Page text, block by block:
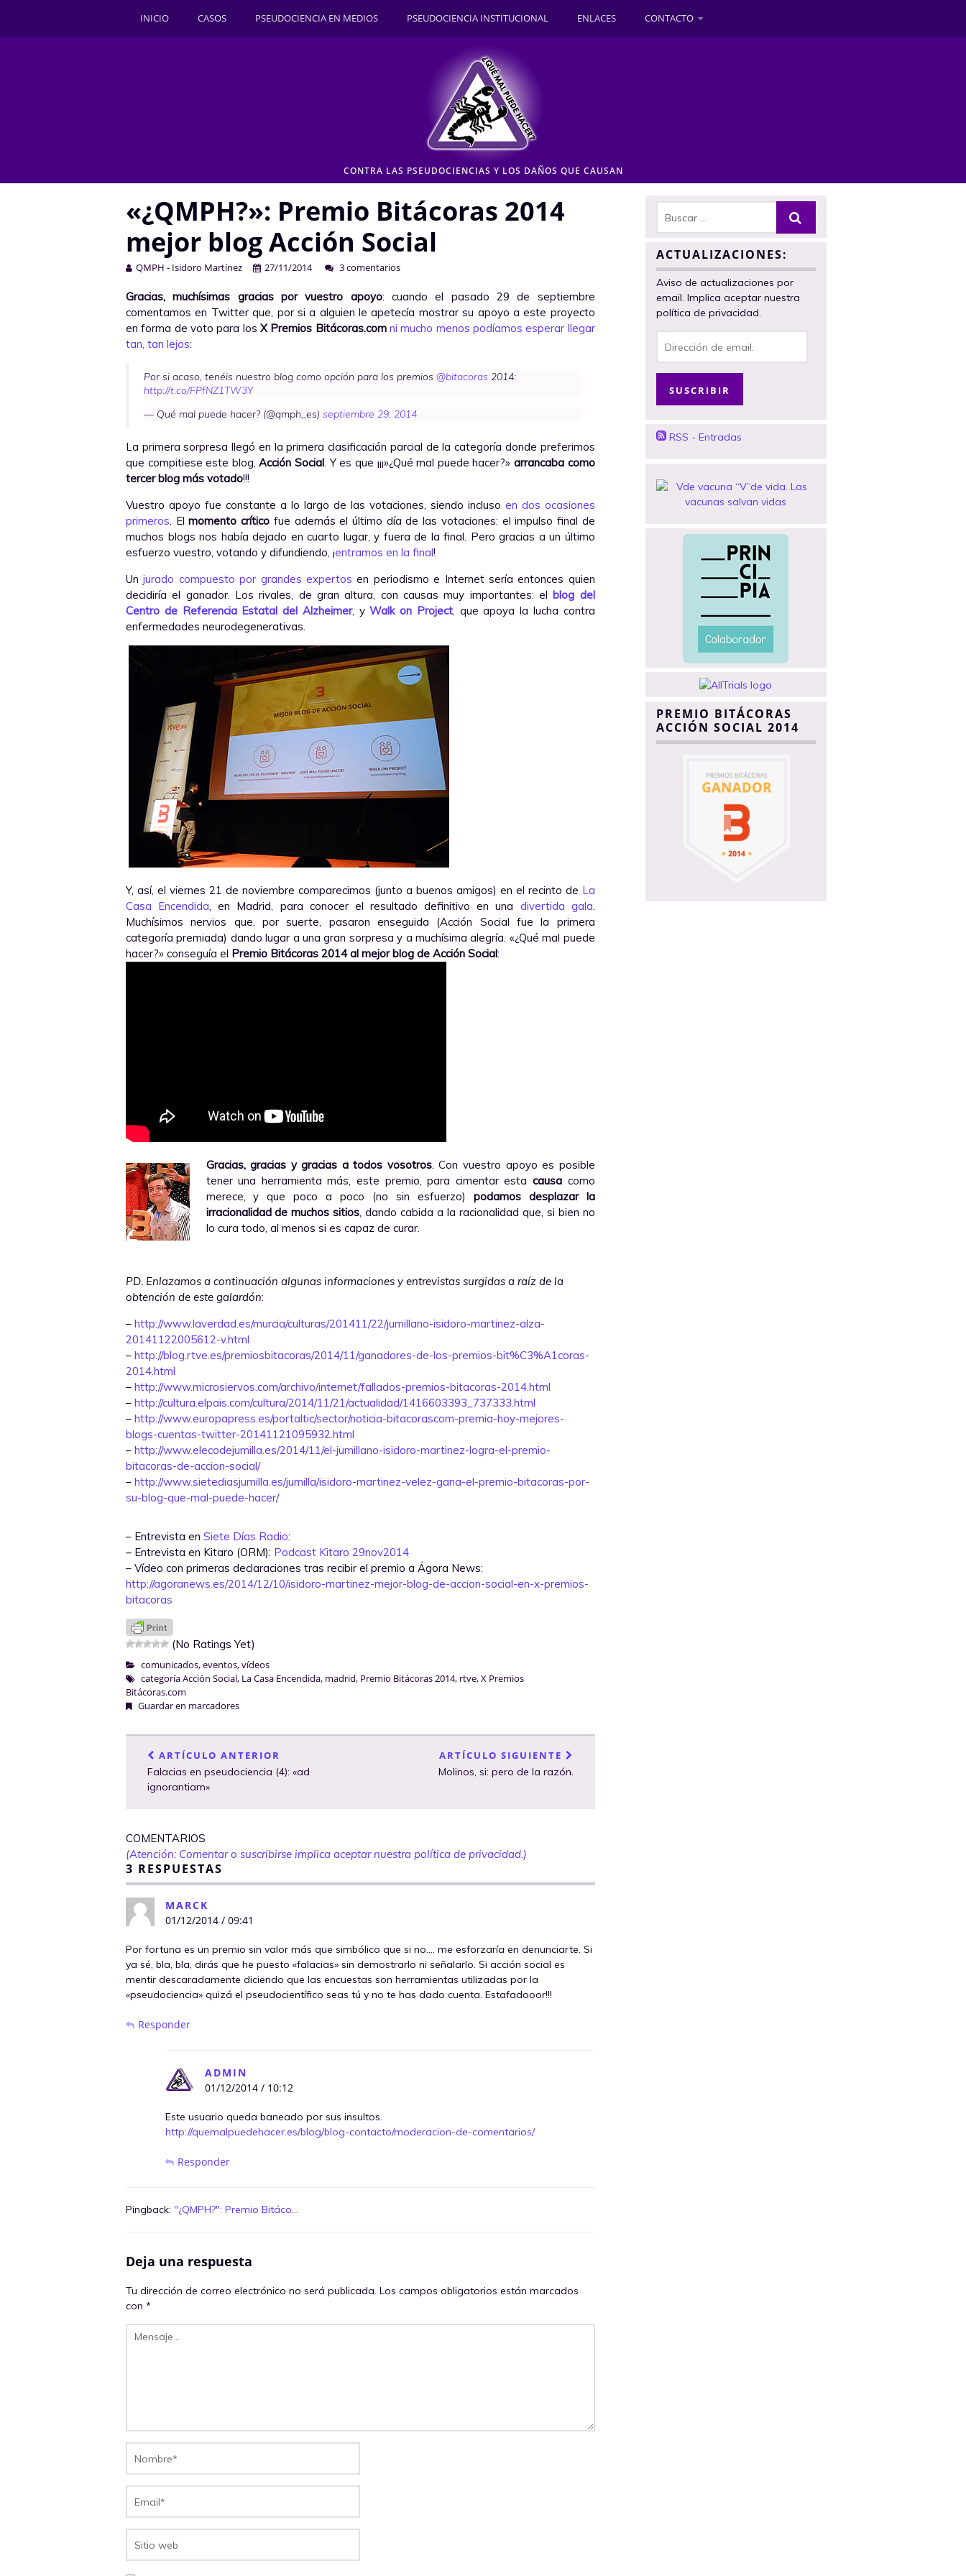
INICIO CASOS PSEUDOCIENCIA EN MEDIOS PSEUDOCIENCIA INSTITUCIONAL ENLACES CONTACTO
CONTRA LAS PSEUDOCIENCIAS Y LOS DAÑOS QUE CAUSAN
«¿QMPH?»: Premio Bitácoras 2014
mejor blog Acción Social
QMPH - Isidoro Martínez 27/11/2014 3 comentarios
Gracias, muchísimas gracias por vuestro apoyo: cuando el pasado 29 de septiembre
comentamos en Twitter que, por si a alguien le apetecía mostrar su apoyo a este proyecto
en forma de voto para los X Premios Bitácoras.com ni mucho menos podíamos esperar llegar
tan, tan lejos:
Por si acaso, tenéis nuestro blog como opción para los premios @bitacoras 2014:
http://t.co/FPfNZ1TW3Y
— Qué mal puede hacer? (@qmph_es) septiembre 29, 2014
La primera sorpresa llegó en la primera clasificación parcial de la categoría donde preferimos
que compitiese este blog,Acción Social. Y es que ¡¡¡»¿Qué mal puede hacer?»arrancaba como
tercer blog más votado!!!
Vuestro apoyo fue constante a lo largo de las votaciones, siendo incluso en dos ocasiones
primeros. Elmomento crítico fue además el último día de las votaciones: el impulso final de
muchos blogs nos había dejado en cuarto lugar, y fuera de la final. Pero gracias a un último
esfuerzo vuestro, votando y difundiendo, ¡entramos en la final!
Unjurado compuesto por grandes expertos en periodismo e Internet sería entonces quien
decidiría el ganador. Los rivales, de gran altura, con causas muy importantes: el blog del
Centro de Referencia Estatal del Alzheimer, yWalk on Project, que apoya la lucha contra
enfermedades neurodegenerativas.
Y, así, el viernes 21 de noviembre comparecimos (junto a buenos amigos) en el recinto de La
Casa Encendida, en Madrid, para conocer el resultado definitivo en una divertida gala.
Muchísimos nervios que, por suerte, pasaron enseguida (Acción Social fue la primera
categoría premiada) dando lugar a una gran sorpresa y a muchísima alegría. «¿Qué mal puede
hacer?» conseguía el Premio Bitácoras 2014 al mejor blog de Acción Social:
Gracias, gracias y gracias a todos vosotros. Con vuestro apoyo es posible
tener una herramienta más, este premio, para cimentar estacausa como
merece, y que poco a poco (no sin esfuerzo) podamos desplazar la
irracionalidad de muchos sitios, dando cabida a la racionalidad que, si bien no
lo cura todo, al menos si es capaz de curar.
PD. Enlazamos a continuación algunas informaciones y entrevistas surgidas a raíz de la
obtención de este galardón:
– http://www.laverdad.es/murcia/culturas/201411/22/jumillano-isidoro-martinez-alza-
20141122005612-v.html
– http://blog.rtve.es/premiosbitacoras/2014/11/ganadores-de-los-premios-bit%C3%A1coras-
2014.html
– http://www.microsiervos.com/archivo/internet/fallados-premios-bitacoras-2014.html
– http://cultura.elpais.com/cultura/2014/11/21/actualidad/1416603393_737333.html
– http://www.europapress.es/portaltic/sector/noticia-bitacorascom-premia-hoy-mejores-
blogs-cuentas-twitter-20141121095932.html
– http://www.elecodejumilla.es/2014/11/el-jumillano-isidoro-martinez-logra-el-premio-
bitacoras-de-accion-social/
– http://www.sietediasjumilla.es/jumilla/isidoro-martinez-velez-gana-el-premio-bitacoras-por-
su-blog-que-mal-puede-hacer/
– Entrevista en Siete Días Radio:
– Entrevista en Kitaro (ORM): Podcast Kitaro 29nov2014
– Vídeo con primeras declaraciones tras recibir el premio a Ágora News:
http://agoranews.es/2014/12/10/isidoro-martinez-mejor-blog-de-accion-social-en-x-premios-
bitacoras
(No Ratings Yet)
comunicados,eventos,vídeos
categoría Acción Social, La Casa Encendida, madrid, Premio Bitácoras 2014, rtve,X Premios
Bitácoras.com
Guardar en marcadores
ARTÍCULO ANTERIOR
Falacias en pseudociencia (4): «ad
ignorantiam»
ARTÍCULO SIGUIENTE
Molinos, si: pero de la razón.
COMENTARIOS
(Atención: Comentar o suscribirse implica aceptar nuestra política de privacidad.)
3 RESPUESTAS
MARCK
01/12/2014 / 09:41
Por fortuna es un premio sin valor más que simbólico que si no…. me esforzaría en denunciarte. Si
ya sé, bla, bla, dirás que he puesto «falacias» sin demostrarlo ni señalarlo. Si acción social es
mentir descaradamente diciendo que las encuestas son herramientas utilizadas por la
«pseudociencia» quizá el pseudocientífico seas tú y no te has dado cuenta. Estafadooor!!!
Responder
ADMIN
01/12/2014 / 10:12
Este usuario queda baneado por sus insultos.
http://quemalpuedehacer.es/blog/blog-contacto/moderacion-de-comentarios/
Responder
Pingback: "¿QMPH?": Premio Bitáco...
Deja una respuesta
Tu dirección de correo electrónico no será publicada. Los campos obligatorios están marcados
con *
ACTUALIZACIONES:
Aviso de actualizaciones por
email. Implica aceptar nuestra
política de privacidad.
de
SUSCRIBIR
RSS - Entradas
PREMIO BITÁCORAS
ACCIÓN SOCIAL 2014